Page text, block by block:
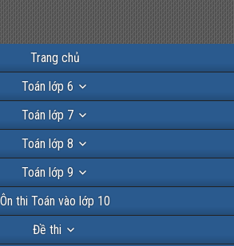
Trang chủ
Toán lớp 6
Toán lớp 7
Toán lớp 8
Toán lớp 9
Ôn thi Toán vào lớp 10
Đề thi